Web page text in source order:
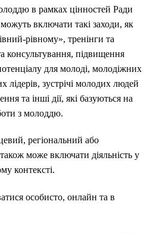
в рамках цінностей Ради
включати такі заходи, як
рівному», тренінги та
консультування, підвищення
для молоді, молодіжних
лідерів, зустрічі молодих людей
та інші дії, які базуються на
з молоддю.
регіональний або
може включати діяльність у
контексті.
особисто, онлайн та в